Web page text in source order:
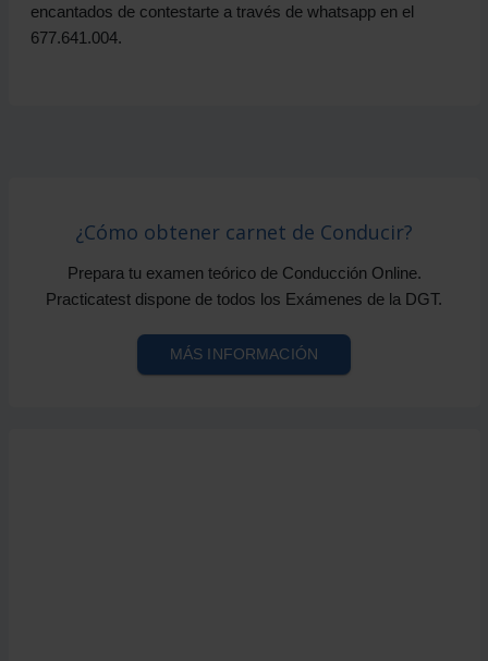
encantados de contestarte a través de whatsapp en el
677.641.004.
¿Cómo obtener carnet de Conducir?
Prepara tu examen teórico de Conducción Online.
Practicatest dispone de todos los Exámenes de la DGT.
MÁS INFORMACIÓN